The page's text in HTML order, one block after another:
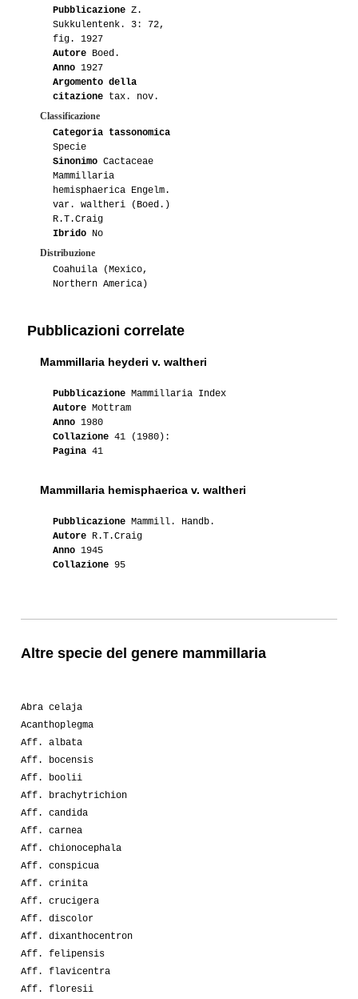
Pubblicazione Z.
Sukkulentenk. 3: 72,
fig. 1927
Autore Boed.
Anno 1927
Argomento della
citazione tax. nov.
Classificazione
Categoria tassonomica
Specie
Sinonimo Cactaceae
Mammillaria
hemisphaerica Engelm.
var. waltheri (Boed.)
R.T.Craig
Ibrido No
Distribuzione
Coahuila (Mexico,
Northern America)
Pubblicazioni correlate
Mammillaria heyderi v. waltheri
Pubblicazione Mammillaria Index
Autore Mottram
Anno 1980
Collazione 41 (1980):
Pagina 41
Mammillaria hemisphaerica v. waltheri
Pubblicazione Mammill. Handb.
Autore R.T.Craig
Anno 1945
Collazione 95
Altre specie del genere mammillaria
Abra celaja
Acanthoplegma
Aff. albata
Aff. bocensis
Aff. boolii
Aff. brachytrichion
Aff. candida
Aff. carnea
Aff. chionocephala
Aff. conspicua
Aff. crinita
Aff. crucigera
Aff. discolor
Aff. dixanthocentron
Aff. felipensis
Aff. flavicentra
Aff. floresii